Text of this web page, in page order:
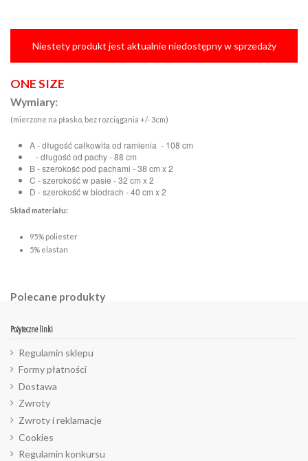
Niestety produkt jest aktualnie niedostępny w sprzedaży
ONE SIZE
Wymiary:
(mierzone na płasko, bez rozciągania +/- 3cm)
A - długość całkowita od ramienia - 108 cm
- długość od pachy - 88 cm
B - szerokość pod pachami - 38 cm x 2
C - szerokość w pasie - 32 cm x 2
D - szerokość w biodrach - 40 cm x 2
Skład materiału:
95% poliester
5% elastan
Polecane produkty
Pożyteczne linki
Regulamin sklepu
Formy płatności
Dostawa
Zwroty
Zwroty i reklamacje
Cookies
Regulamin konkursu